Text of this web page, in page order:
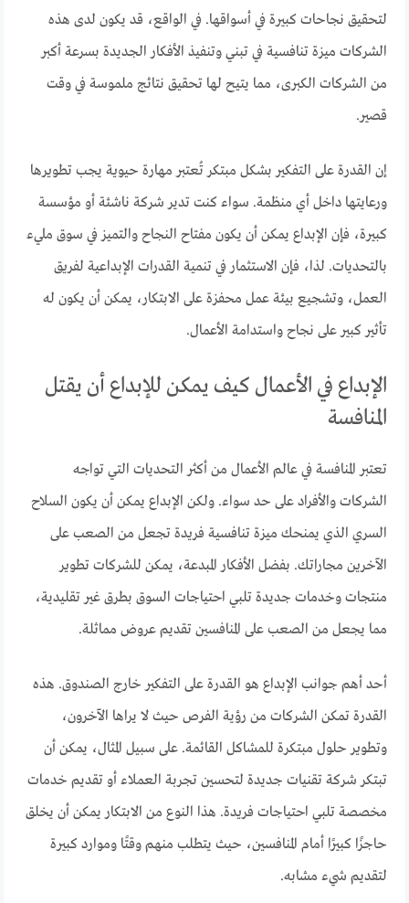
لتحقيق نجاحات كبيرة في أسواقها. في الواقع، قد يكون لدى هذه
الشركات ميزة تنافسية في تبني وتنفيذ الأفكار الجديدة بسرعة أكبر
من الشركات الكبرى، مما يتيح لها تحقيق نتائج ملموسة في وقت
قصير.
إن القدرة على التفكير بشكل مبتكر تُعتبر مهارة حيوية يجب تطويرها
ورعايتها داخل أي منظمة. سواء كنت تدير شركة ناشئة أو مؤسسة
كبيرة، فإن الإبداع يمكن أن يكون مفتاح النجاح والتميز في سوق مليء
بالتحديات. لذا، فإن الاستثمار في تنمية القدرات الإبداعية لفريق
العمل، وتشجيع بيئة عمل محفزة على الابتكار، يمكن أن يكون له
تأثير كبير على نجاح واستدامة الأعمال.
الإبداع في الأعمال كيف يمكن للإبداع أن يقتل
المنافسة
تعتبر المنافسة في عالم الأعمال من أكثر التحديات التي تواجه
الشركات والأفراد على حد سواء. ولكن الإبداع يمكن أن يكون السلاح
السري الذي يمنحك ميزة تنافسية فريدة تجعل من الصعب على
الآخرين مجاراتك. بفضل الأفكار المبدعة، يمكن للشركات تطوير
منتجات وخدمات جديدة تلبي احتياجات السوق بطرق غير تقليدية،
مما يجعل من الصعب على المنافسين تقديم عروض مماثلة.
أحد أهم جوانب الإبداع هو القدرة على التفكير خارج الصندوق. هذه
القدرة تمكن الشركات من رؤية الفرص حيث لا يراها الآخرون،
وتطوير حلول مبتكرة للمشاكل القائمة. على سبيل المثال، يمكن أن
تبتكر شركة تقنيات جديدة لتحسين تجربة العملاء أو تقديم خدمات
مخصصة تلبي احتياجات فريدة. هذا النوع من الابتكار يمكن أن يخلق
حاجزًا كبيرًا أمام المنافسين، حيث يتطلب منهم وقتًا وموارد كبيرة
لتقديم شيء مشابه.